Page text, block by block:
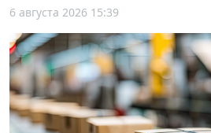
6 августа 2026 15:39